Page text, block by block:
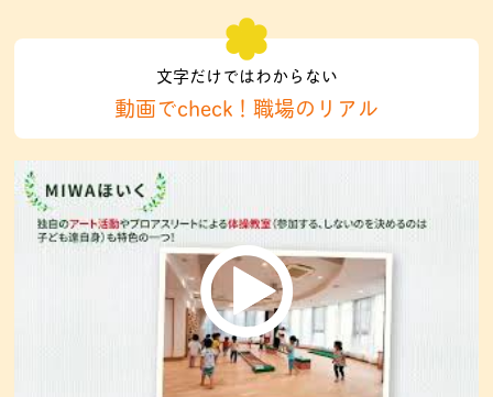
文字だけではわからない
動画でcheck！職場のリアル